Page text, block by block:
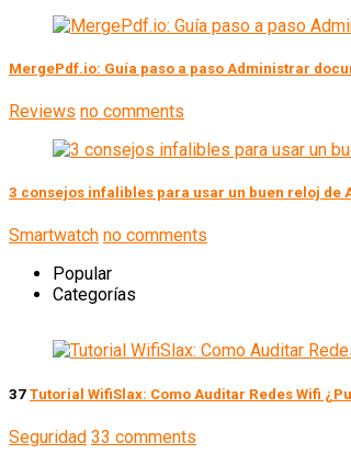
MergePdf.io: Guía paso a paso Administrar
Reviews no comments
3 consejos infalibles para usar un buen reloj de
Smartwatch no comments
Popular
Categorías
37 Tutorial WifiSlax: Como Auditar Redes Wifi
Seguridad 33 comments